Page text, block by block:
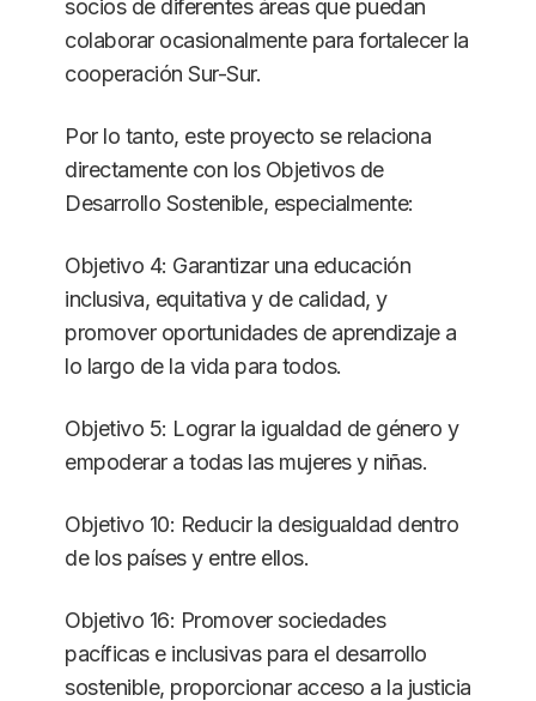
socios de diferentes áreas que puedan
colaborar ocasionalmente para fortalecer la
cooperación Sur-Sur.
Por lo tanto, este proyecto se relaciona
directamente con los Objetivos de
Desarrollo Sostenible, especialmente:
Objetivo 4: Garantizar una educación
inclusiva, equitativa y de calidad, y
promover oportunidades de aprendizaje a
lo largo de la vida para todos.
Objetivo 5: Lograr la igualdad de género y
empoderar a todas las mujeres y niñas.
Objetivo 10: Reducir la desigualdad dentro
de los países y entre ellos.
Objetivo 16: Promover sociedades
pacíficas e inclusivas para el desarrollo
sostenible, proporcionar acceso a la justicia